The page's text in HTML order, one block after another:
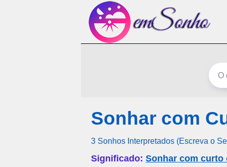
Sonhar com
3 Sonhos Interpretados (Escreva o
Significado: Sonhar com curto